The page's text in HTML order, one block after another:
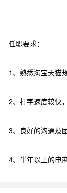
任职要求：
1、熟悉淘宝天猫
2、打字速度较快
3、良好的沟通及
4、半年以上的电